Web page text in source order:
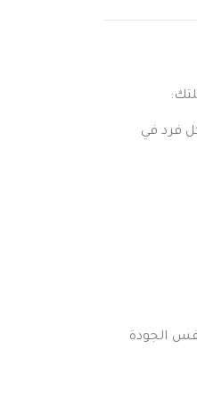
فرد في
الجودة